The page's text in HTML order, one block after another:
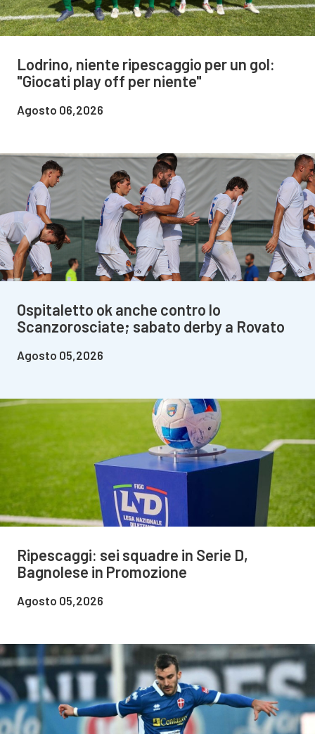
Lodrino, niente ripescaggio per un gol:
"Giocati play off per niente"
Agosto 06,2026
Ospitaletto ok anche contro lo
Scanzorosciate; sabato derby a Rovato
Agosto 05,2026
Ripescaggi: sei squadre in Serie D,
Bagnolese in Promozione
Agosto 05,2026